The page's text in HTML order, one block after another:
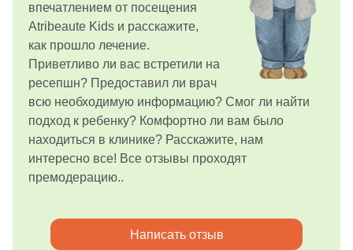
впечатлением от посещения
Atribeaute Kids и расскажите,
как прошло лечение.
Приветливо ли вас встретили на
ресепшн? Предоставил ли врач
всю необходимую информацию? Смог ли найти
подход к ребенку? Комфортно ли вам было
находиться в клинике? Расскажите, нам
интересно все! Все отзывы проходят
премодерацию..
Написать отзыв